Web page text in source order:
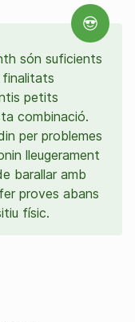
són suficients
petits
combinació.
per problemes
lleugerament
barallar amb
proves abans
físic.